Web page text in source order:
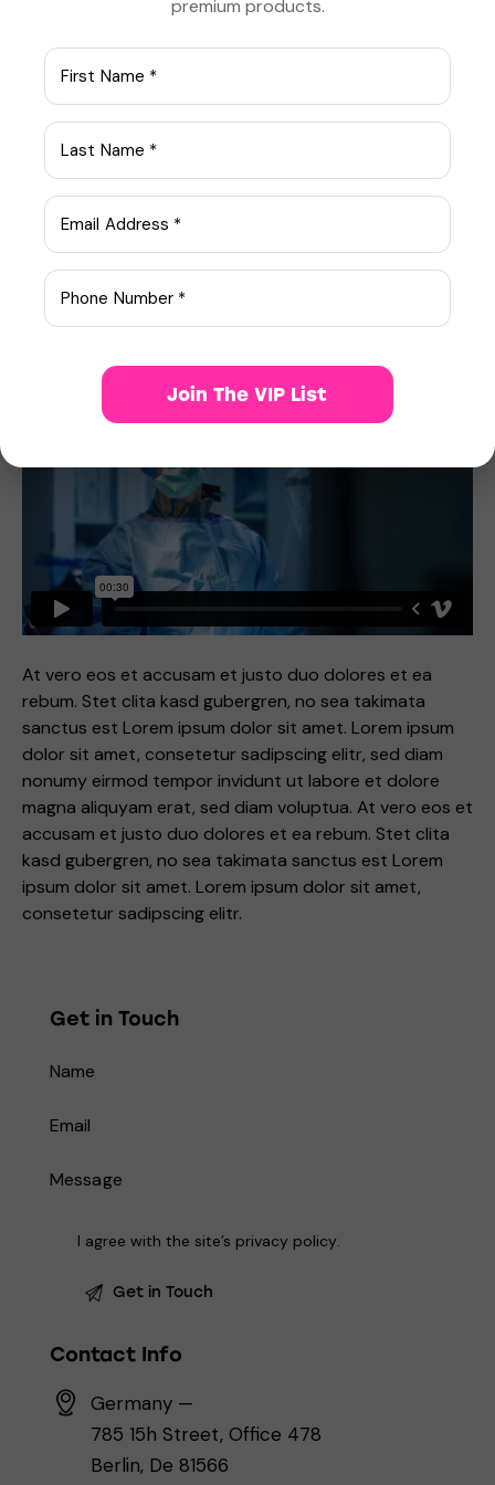
Aliquam quis lobortis quam
Curabitur pellentesque odio magna, id malesuada arcu
sodales ut. Sed sed quam ut ex bibendum commodo id
id magna. Aliquam sed ligula sed ante blandit volutpat.
Ut bibendum, nisi et mattis vulputate, odio arcu aliquet
metus, nec dapibus risus risus quis lectus.
Lorem ipsum dolor sit amet, consetetur sadipscing elitr,
sed diam nonumy eirmod tempor invidunt ut labore et
dolore magna aliquyam erat, sed diam voluptua. At
vero eos et accusam et justo duo dolores et ea rebum.
Stet clita kasd gubergren, no sea takimata sanctus est
At vero eos et accusam et justo duo dolores et ea
rebum. Stet clita kasd gubergren, no sea takimata
sanctus est Lorem ipsum dolor sit amet. Lorem ipsum
dolor sit amet, consetetur sadipscing elitr, sed diam
nonumy eirmod tempor invidunt ut labore et dolore
magna aliquyam erat, sed diam voluptua. At vero eos et
accusam et justo duo dolores et ea rebum. Stet clita
kasd gubergren, no sea takimata sanctus est Lorem
ipsum dolor sit amet. Lorem ipsum dolor sit amet,
consetetur sadipscing elitr.
Get in Touch
I agree with the site’s privacy policy.
Contact Info
Germany —
785 15h Street, Office 478
Berlin, De 81566
premium products.
Join The VIP List